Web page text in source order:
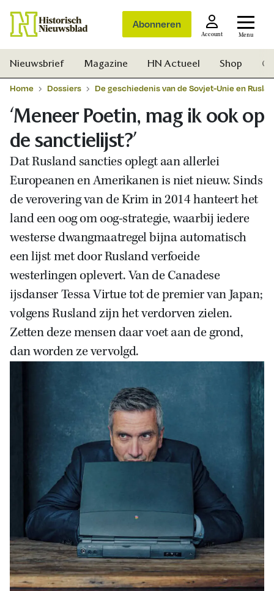
Abonneren
Account Menu
Zoek
Nieuwsbrief Magazine HN Actueel Shop
Home Dossiers De geschiedenis van de Sovjet-Unie en
‘Meneer Poetin, mag ik ook op
de sanctielijst?’
Dat Rusland sancties oplegt aan allerlei
Europeanen en Amerikanen is niet nieuw. Sinds
de verovering van de Krim in 2014 hanteert het
land een oog om oog-strategie, waarbij iedere
westerse dwangmaatregel bijna automatisch
een lijst met door Rusland verfoeide
westerlingen oplevert. Van de Canadese
ijsdanser Tessa Virtue tot de premier van Japan;
volgens Rusland zijn het verdorven zielen.
Zetten deze mensen daar voet aan de grond,
dan worden ze vervolgd.